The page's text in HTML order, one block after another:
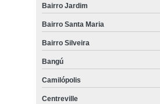
Bairro Jardim
Bairro Santa Maria
Bairro Silveira
Bangú
Camilópolis
Centreville